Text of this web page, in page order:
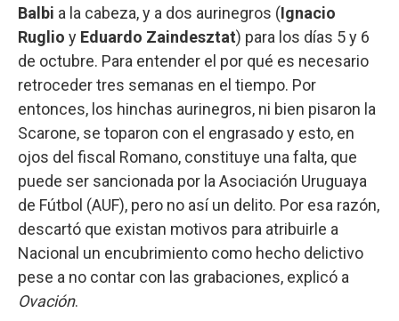
Balbi a la cabeza, y a dos aurinegros (Ignacio
Ruglio y Eduardo Zaindesztat) para los días 5 y 6
de octubre. Para entender el por qué es necesario
retroceder tres semanas en el tiempo. Por
entonces, los hinchas aurinegros, ni bien pisaron la
Scarone, se toparon con el engrasado y esto, en
ojos del fiscal Romano, constituye una falta, que
puede ser sancionada por la Asociación Uruguaya
de Fútbol (AUF), pero no así un delito. Por esa razón,
descartó que existan motivos para atribuirle a
Nacional un encubrimiento como hecho delictivo
pese a no contar con las grabaciones, explicó a
Ovación.